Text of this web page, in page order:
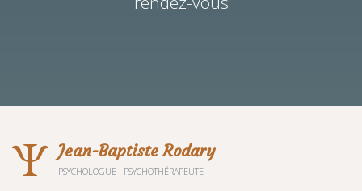
Ψ Jean-Baptiste Rodary
PSYCHOLOGUE - PSYCHOTHÉRAPEUTE